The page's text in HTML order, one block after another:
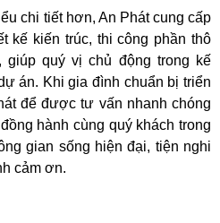
chi tiết hơn, An Phát cung cấp
kế kiến trúc, thi công phần thô
giúp quý vị chủ động trong kế
án. Khi gia đình chuẩn bị triển
để được tư vấn nhanh chóng
hành cùng quý khách trong
gian sống hiện đại, tiện nghi
cảm ơn.